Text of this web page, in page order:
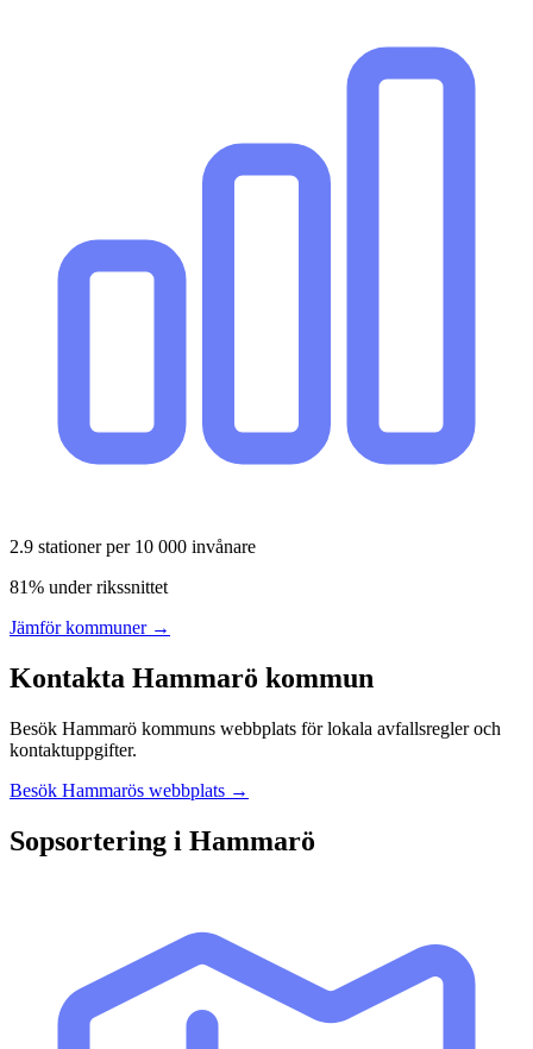
2.9 stationer per 10 000 invånare
81% under rikssnittet
Jämför kommuner →
Kontakta Hammarö kommun
Besök Hammarö kommuns webbplats för lokala avfallsregler och
kontaktuppgifter.
Besök Hammarös webbplats →
Sopsortering i Hammarö